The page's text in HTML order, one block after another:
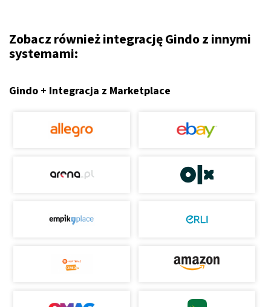
Zobacz również integrację Gindo z innymi
systemami:
Gindo + Integracja z Marketplace